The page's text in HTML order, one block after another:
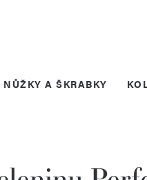
NŮŽKY A ŠKRABKY